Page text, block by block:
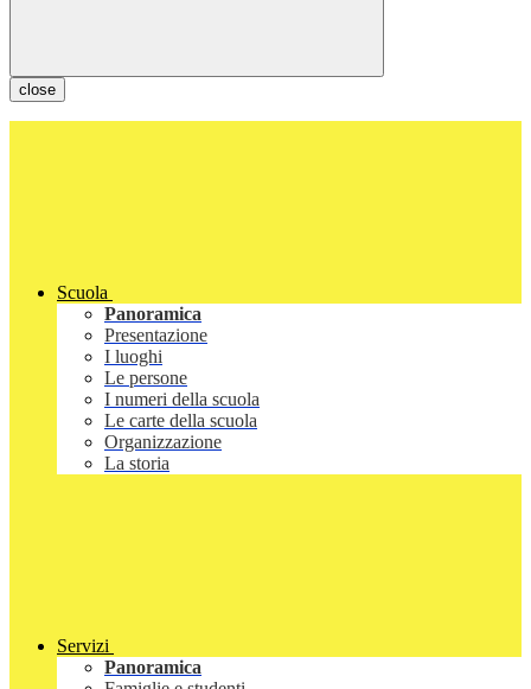
close
Scuola
Panoramica
Presentazione
I luoghi
Le persone
I numeri della scuola
Le carte della scuola
Organizzazione
La storia
Servizi
Panoramica